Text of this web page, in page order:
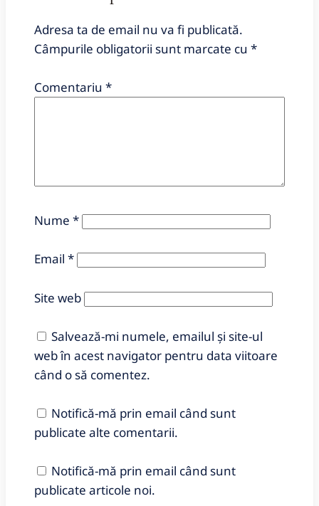
Adresa ta de email nu va fi publicată.
Câmpurile obligatorii sunt marcate cu *
Comentariu *
Nume *
Email *
Site web
Salvează-mi numele, emailul și site-ul
web în acest navigator pentru data viitoare
când o să comentez.
Notifică-mă prin email când sunt
publicate alte comentarii.
Notifică-mă prin email când sunt
publicate articole noi.